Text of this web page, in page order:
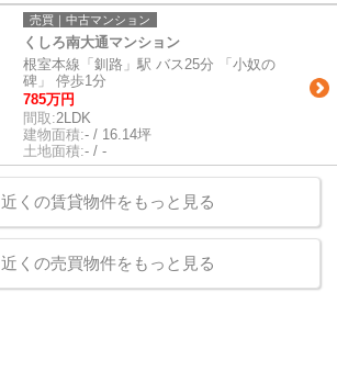
売買｜中古マンション
くしろ南大通マンション
根室本線「釧路」駅 バス25分 「小奴の
碑」 停歩1分
785万円
間取:2LDK
建物面積:- / 16.14坪
土地面積:- / -
近くの賃貸物件をもっと見る
近くの売買物件をもっと見る